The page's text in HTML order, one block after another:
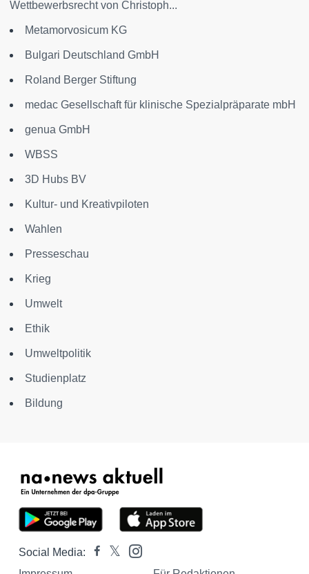
Wettbewerbsrecht von Christoph...
Metamorvosicum KG
Bulgari Deutschland GmbH
Roland Berger Stiftung
medac Gesellschaft für klinische Spezialpräparate mbH
genua GmbH
WBSS
3D Hubs BV
Kultur- und Kreativpiloten
Wahlen
Presseschau
Krieg
Umwelt
Ethik
Umweltpolitik
Studienplatz
Bildung
Social Media: